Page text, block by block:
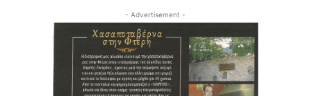
- Advertisement -